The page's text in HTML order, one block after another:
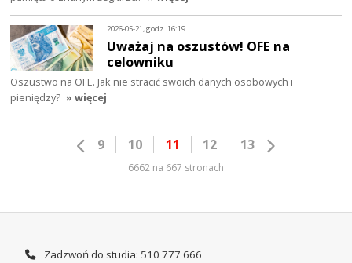
2026-05-21, godz. 16:19
Uważaj na oszustów! OFE na
celowniku
Oszustwo na OFE. Jak nie stracić swoich danych osobowych i
pieniędzy? » więcej
9 10 11 12 13
6662 na 667 stronach
Zadzwoń do studia: 510 777 666